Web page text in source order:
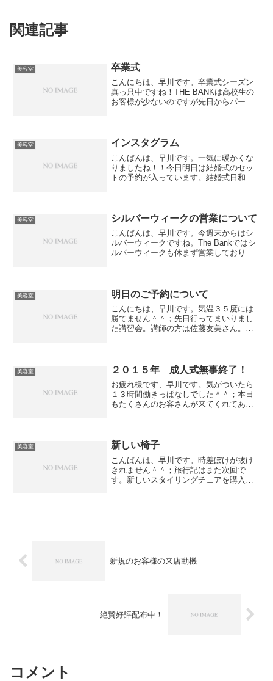
関連記事
美容室 卒業式
こんにちは、早川です。卒業式シーズン
真っ只中ですね！THE BANKは高校生の
お客様が少ないのですが先日からパー
ンセリングをする事です...
美容室 インスタグラム
こんばんは、早川です。一気に暖かくな
りましたね！！今日明日は結婚式のセッ
トの予約が入っています。結婚式日和で
きました。なので、THE...
美容室 シルバーウィークの営業について
こんばんは、早川です。今週末からはシ
ルバーウィークですね。The Bankではシ
ルバーウィークも休まず営業しておりま
美容室 明日のご予約について
こんにちは、早川です。気温３５度には
勝てません＾＾；先日行ってまいりまし
た講習会。講師の方は佐藤友美さん。雑
仕事なので貴重なお話が聞...
美容室 ２０１５年 成人式無事終了！
お疲れ様です、早川です。気がついたら
１３時間働きっぱなしでした＾＾；本日
もたくさんのお客さんが来てくれてあり
でした。しっかり打ち合わ...
美容室 新しい椅子
こんばんは、早川です。時差ぼけが抜け
きれません＾＾；旅行記はまた次回で
す。新しいスタイリングチェアを購入し
新規のお客様の来店動機
絶賛好評配布中！
コメント